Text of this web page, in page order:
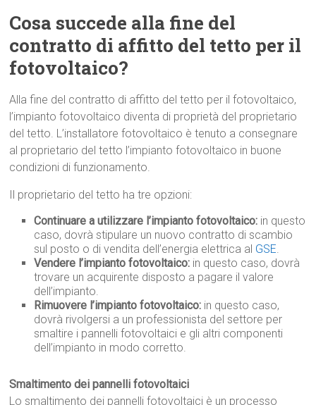
Cosa succede alla fine del
contratto di affitto del tetto per il
fotovoltaico?
Alla fine del contratto di affitto del tetto per il fotovoltaico,
l’impianto fotovoltaico diventa di proprietà del proprietario
del tetto. L’installatore fotovoltaico è tenuto a consegnare
al proprietario del tetto l’impianto fotovoltaico in buone
condizioni di funzionamento.
Il proprietario del tetto ha tre opzioni:
Continuare a utilizzare l’impianto fotovoltaico: in questo
caso, dovrà stipulare un nuovo contratto di scambio
sul posto o di vendita dell’energia elettrica al GSE.
Vendere l’impianto fotovoltaico: in questo caso, dovrà
trovare un acquirente disposto a pagare il valore
dell’impianto.
Rimuovere l’impianto fotovoltaico: in questo caso,
dovrà rivolgersi a un professionista del settore per
smaltire i pannelli fotovoltaici e gli altri componenti
dell’impianto in modo corretto.
Smaltimento dei pannelli fotovoltaici
Lo smaltimento dei pannelli fotovoltaici è un processo